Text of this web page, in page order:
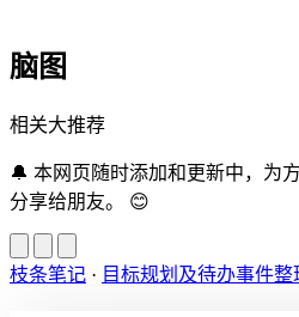
脑图
相关大推荐
🔔 本网页随时添加和更新中，为
分享给朋友。 😊
枝条笔记 · 目标规划及待办事件